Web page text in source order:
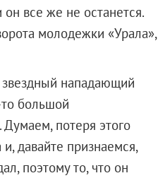
все же не останется.
молодежки «Урала»,
нападающий
большой
потеря этого
давайте признаемся,
поэтому то, что он